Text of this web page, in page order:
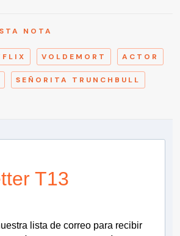
NOTA
VOLDEMORT ACTOR
SEÑORITA TRUNCHBULL
T13
lista de correo para recibir